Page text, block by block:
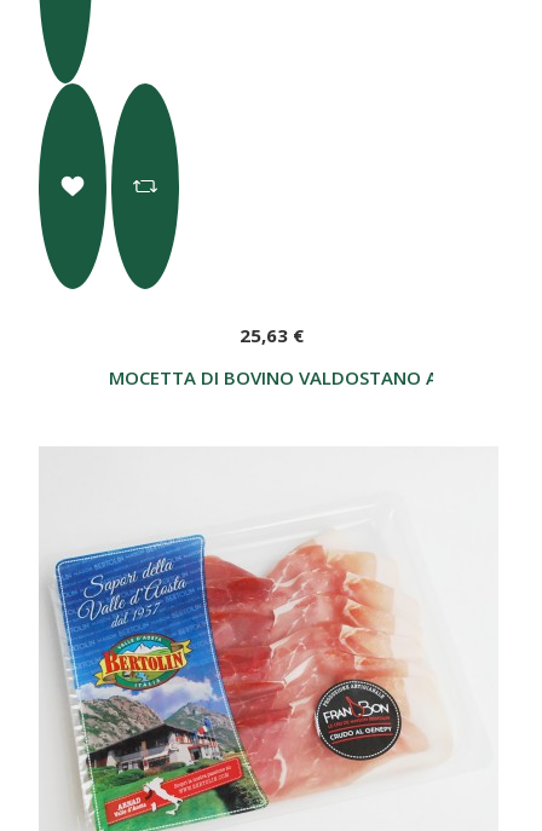
MOCETTA DI BOVINO VALDOSTANO AFFETTATO
25,63 €